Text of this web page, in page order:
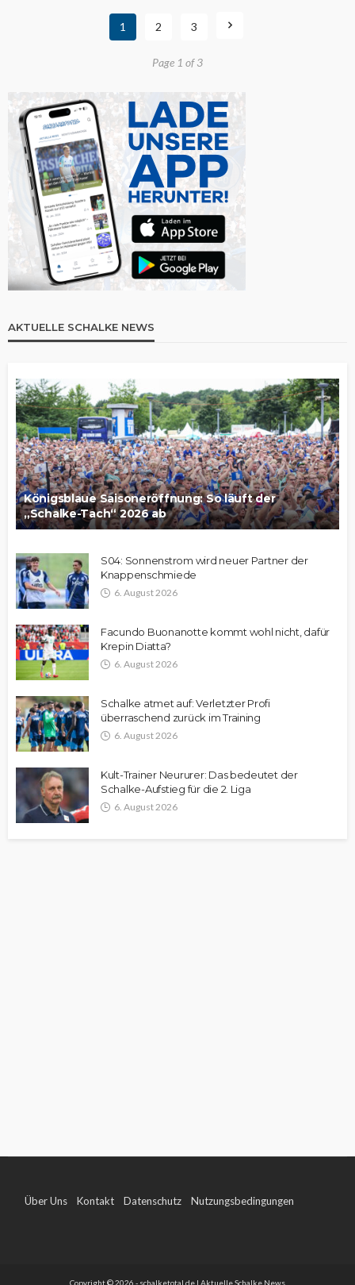
1 2 3
Page 1 of 3
AKTUELLE SCHALKE NEWS
Königsblaue Saisoneröffnung: So läuft der
„Schalke-Tach“ 2026 ab
S04: Sonnenstrom wird neuer Partner der
Knappenschmiede
6. August 2026
Facundo Buonanotte kommt wohl nicht, dafür
Krepin Diatta?
6. August 2026
Schalke atmet auf: Verletzter Profi
überraschend zurück im Training
6. August 2026
Kult-Trainer Neururer: Das bedeutet der
Schalke-Aufstieg für die 2. Liga
6. August 2026
Über Uns Kontakt Datenschutz Nutzungsbedingungen
Copyright © 2026 - schalketotal.de | Aktuelle Schalke News